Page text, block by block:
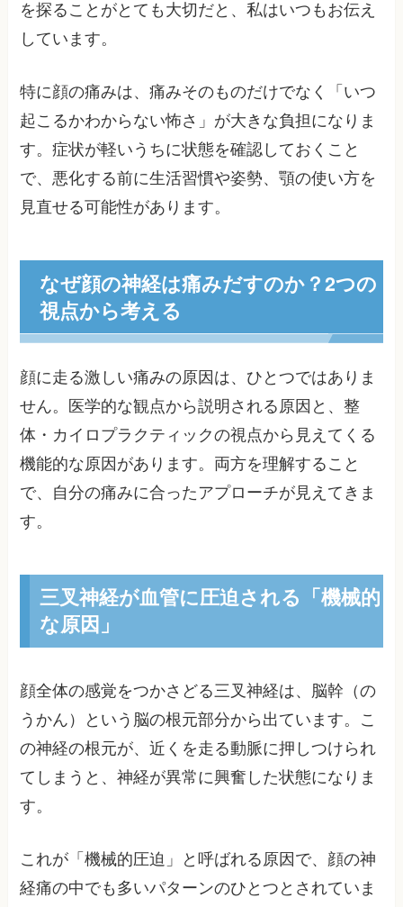
を探ることがとても大切だと、私はいつもお伝え
しています。
特に顔の痛みは、痛みそのものだけでなく「いつ
起こるかわからない怖さ」が大きな負担になりま
す。症状が軽いうちに状態を確認しておくこと
で、悪化する前に生活習慣や姿勢、顎の使い方を
見直せる可能性があります。
なぜ顔の神経は痛みだすのか？2つの
視点から考える
顔に走る激しい痛みの原因は、ひとつではありま
せん。医学的な観点から説明される原因と、整
体・カイロプラクティックの視点から見えてくる
機能的な原因があります。両方を理解すること
で、自分の痛みに合ったアプローチが見えてきま
す。
三叉神経が血管に圧迫される「機械的
な原因」
顔全体の感覚をつかさどる三叉神経は、脳幹（の
うかん）という脳の根元部分から出ています。こ
の神経の根元が、近くを走る動脈に押しつけられ
てしまうと、神経が異常に興奮した状態になりま
す。
これが「機械的圧迫」と呼ばれる原因で、顔の神
経痛の中でも多いパターンのひとつとされていま